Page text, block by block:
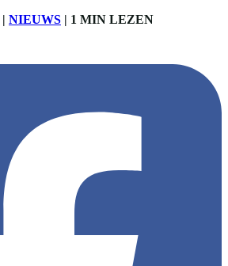
| NIEUWS | 1 MIN LEZEN